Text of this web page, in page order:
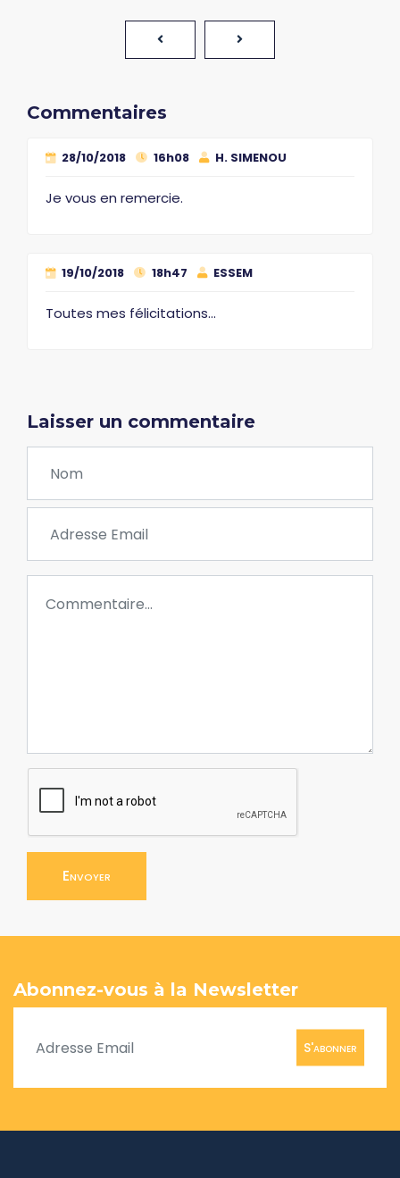
Commentaires
28/10/2018 16h08 H. SIMENOU
Je vous en remercie.
19/10/2018 18h47 ESSEM
Toutes mes félicitations...
Laisser un commentaire
Envoyer
Abonnez-vous à la Newsletter
S'abonner